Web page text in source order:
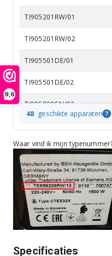
9,6
TI905201RW/01
TI905201RW/02
TI905501DE/01
TI905501DE/02
TI905809CN/02
TI907201RW/02
TI907201RW/03
TI907501DE/01
TI907501DE/02
48 geschikte apparaten ?
Waar vind ik mijn
Specificaties